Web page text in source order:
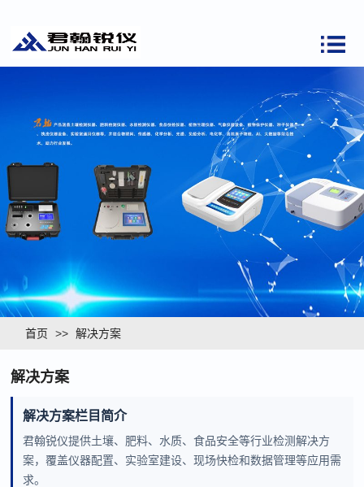
首页 >> 解决方案
解决方案
解决方案栏目简介
君翰锐仪提供土壤、肥料、水质、食品安全等行业检测解决方
案，覆盖仪器配置、实验室建设、现场快检和数据管理等应用需
求。